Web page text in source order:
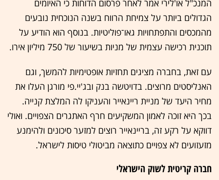
המנכ"ל או'לירי אמר לאחר פרסום הדוחות כי האיומים
הגדולים ביותר על צמיחת הרווח בשנה הנוכחית נובעים
מהמכסים והתפתחויות גאו־פוליטיות. בנוסף הוא הודיע על
תוכנית רכישה עצמית של מניות בשיעור של 750 מיליון אירו.
עם זאת, בחברה מציגים תחזיות אופטימיות להמשך, וגם
האנליסטים מרוצים. בדויטשה בנק ובג'יי.פי מורגן העלו את
מחיר היעד של מניית ריינאייר והעניקו לה המלצת קנייה.
בכך היא זוכה לאמון המשקיעים חרף האתגרים הצפויים. ואולי
דווקא על רקע זה, בריינאייר רוצים למזער סיכונים ולהימנע
מזעזועים לא צפויים כתוצאה מביטולי טיסות לישראל.
חברה קריטית לשוק הישראלי